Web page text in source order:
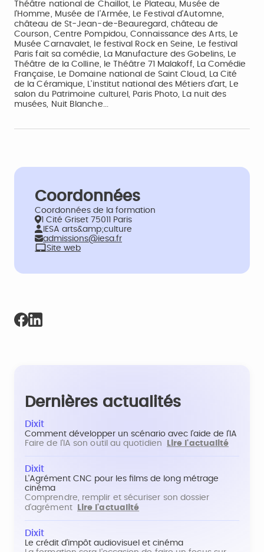
Théâtre national de Chaillot, Le Plateau, Musée de
l'Homme, Musée de l'Armée, Le Festival d'Automne,
château de St-Jean-de-Beauregard, château de
Courson, Centre Pompidou, Connaissance des Arts, Le
Musée Carnavalet, le festival Rock en Seine, Le festival
Paris fait sa comédie, La Manufacture des Gobelins, Le
Théâtre de la Colline, le Théâtre 71 Malakoff, La Comédie
Française, Le Domaine national de Saint Cloud, La Cité
de la Céramique, L'institut national des Métiers d'art, Le
salon du Patrimoine culturel, Paris Photo, La nuit des
musées, Nuit Blanche...
Coordonnées
Coordonnées de la formation
1 Cité Griset 75011 Paris
IESA arts&amp;culture
admissions@iesa.fr
Site web
Dernières actualités
Dixit
Comment développer un scénario avec l'aide de l'IA
Faire de l'IA son outil au quotidien
Lire l'actualité
Dixit
L'Agrément CNC pour les films de long métrage
cinéma
Comprendre, remplir et sécuriser son dossier
d'agrément
Lire l'actualité
Dixit
Le crédit d'impôt audiovisuel et cinéma